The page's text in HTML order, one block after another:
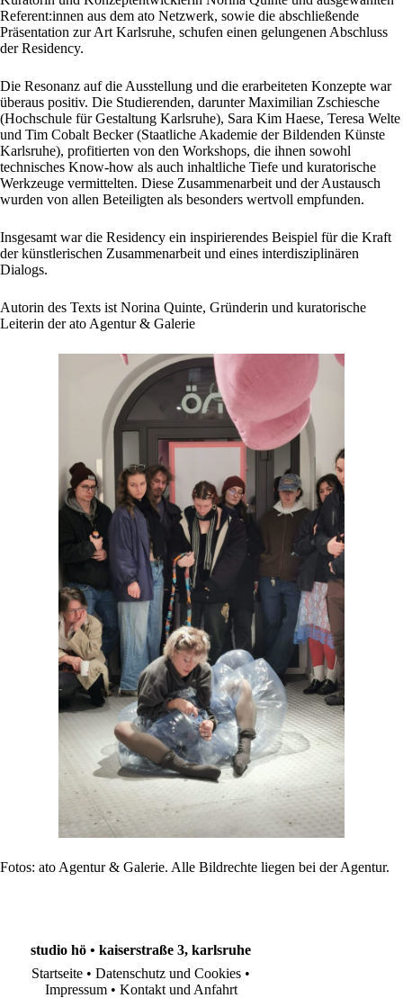
Referent:innen aus dem ato Netzwerk, sowie die abschließende
Präsentation zur Art Karlsruhe, schufen einen gelungenen Abschluss
der Residency.
Die Resonanz auf die Ausstellung und die erarbeiteten Konzepte war
überaus positiv. Die Studierenden, darunter Maximilian Zschiesche
(Hochschule für Gestaltung Karlsruhe), Sara Kim Haese, Teresa Welte
und Tim Cobalt Becker (Staatliche Akademie der Bildenden Künste
Karlsruhe), profitierten von den Workshops, die ihnen sowohl
technisches Know-how als auch inhaltliche Tiefe und kuratorische
Werkzeuge vermittelten. Diese Zusammenarbeit und der Austausch
wurden von allen Beteiligten als besonders wertvoll empfunden.
Insgesamt war die Residency ein inspirierendes Beispiel für die Kraft
der künstlerischen Zusammenarbeit und eines interdisziplinären
Dialogs.
Autorin des Texts ist Norina Quinte, Gründerin und kuratorische
Leiterin der ato Agentur & Galerie
Fotos: ato Agentur & Galerie. Alle Bildrechte liegen bei der Agentur.
studio hö • kaiserstraße 3, karlsruhe
Startseite •Datenschutz und Cookies •
Impressum• Kontakt und Anfahrt